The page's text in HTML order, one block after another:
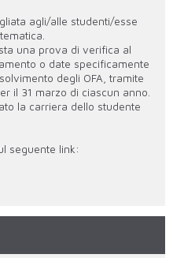
agli/alle studenti/esse
una prova di verifica al
o date specificamente
degli OFA, tramite
il 31 marzo di ciascun anno.
la carriera dello studente
seguente link: